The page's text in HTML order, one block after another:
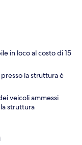
in loco al costo di 15
la struttura è
veicoli ammessi
struttura